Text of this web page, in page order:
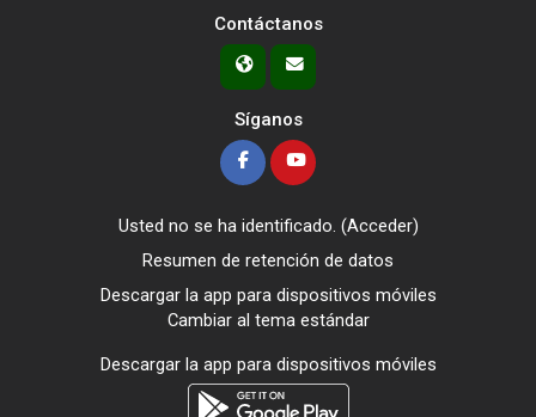
Contáctanos
Síganos
Usted no se ha identificado. (Acceder)
Resumen de retención de datos
Descargar la app para dispositivos móviles
Cambiar al tema estándar
Descargar la app para dispositivos móviles